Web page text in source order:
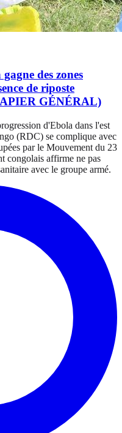
des zones
de riposte
GÉNÉRAL)
d'Ebola dans l'est
(RDC) se complique avec
par le Mouvement du 23
congolais affirme ne pas
avec le groupe armé.